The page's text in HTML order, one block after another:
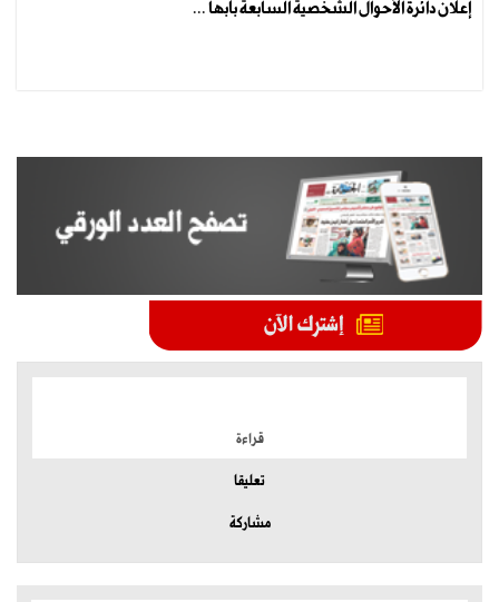
إعلان دائرة الأحوال الشخصية السابعة بأبها ...
قراءة
تعليقا
مشاركة